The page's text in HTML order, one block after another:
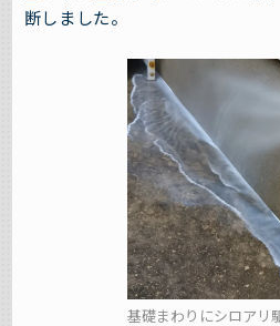
断しました。
基礎まわりにシロアリ